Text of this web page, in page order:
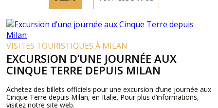
VISITES TOURISTIQUES À MILAN
EXCURSION D’UNE JOURNÉE AUX
CINQUE TERRE DEPUIS MILAN
Achetez des billets officiels pour une excursion d’une journée aux
Cinque Terre depuis Milan, en Italie. Pour plus d’informations,
visitez notre site web.